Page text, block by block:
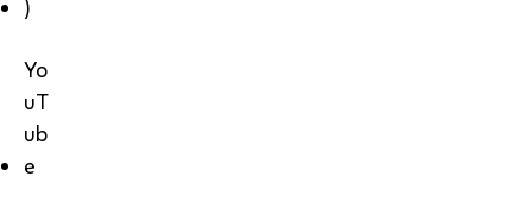
)
Yo
uT
ub
e